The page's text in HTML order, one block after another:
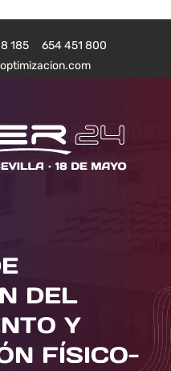
185
654 451 800
DEL
Y
FÍSICO-